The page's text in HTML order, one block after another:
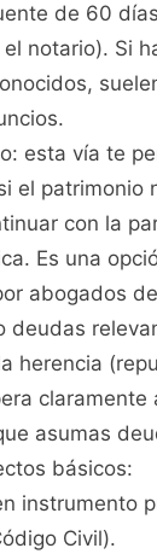
de 60
notario). Si
esta vía te
el patrimonio
con la
Es una
abogados
deudas
herencia
claramente
asumas
básicos:
instrumento
Civil).